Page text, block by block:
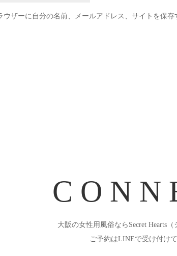
ザーに自分の名前、メールアドレス、サイトを保存
大阪の女性用風俗ならSecret Hearts（
ご予約はLINEで受け付けて